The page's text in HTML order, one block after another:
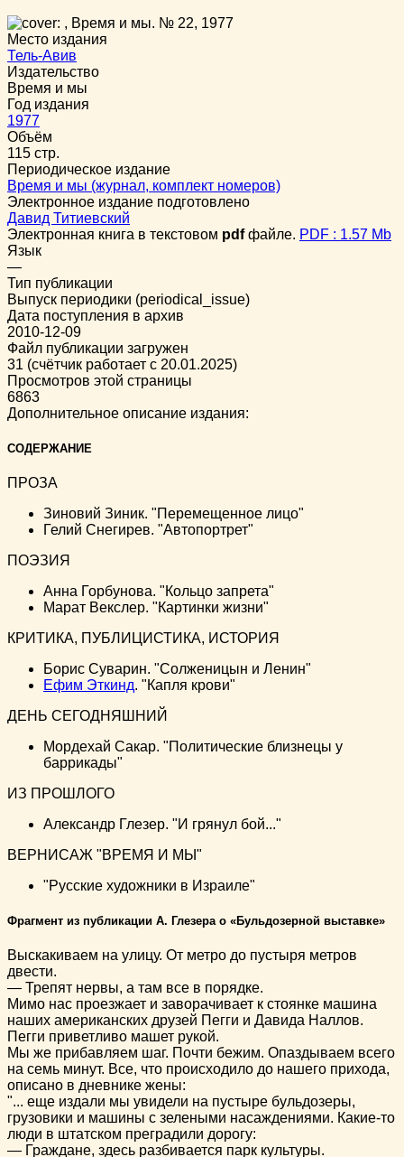
Место издания
Тель-Авив
Издательство
Время и мы
Год издания
1977
Объём
115 стр.
Периодическое издание
Время и мы (журнал, комплект номеров)
Электронное издание подготовлено
Давид Титиевский
Электронная книга в текстовом pdfфайле. PDF : 1.57 Mb
Язык
—
Тип публикации
Выпуск периодики (periodical_issue)
Дата поступления в архив
2010-12-09
Файл публикации загружен
31 (счётчик работает с 20.01.2025)
Просмотров этой страницы
6863
Дополнительное описание издания:
СОДЕРЖАНИЕ
ПРОЗА
Зиновий Зиник. "Перемещенное лицо"
Гелий Снегирев. "Автопортрет"
ПОЭЗИЯ
Анна Горбунова. "Кольцо запрета"
Марат Векслер. "Картинки жизни"
КРИТИКА, ПУБЛИЦИСТИКА, ИСТОРИЯ
Борис Суварин. "Солженицын и Ленин"
Ефим Эткинд. "Капля крови"
ДЕНЬ СЕГОДНЯШНИЙ
Мордехай Сакар. "Политические близнецы у
баррикады"
ИЗ ПРОШЛОГО
Александр Глезер. "И грянул бой..."
ВЕРНИСАЖ "ВРЕМЯ И МЫ"
"Русские художники в Израиле"
Фрагмент из публикации А. Глезера о «Бульдозерной выставке»
Выскакиваем на улицу. От метро до пустыря метров
двести.
— Трепят нервы, а там все в порядке.
Мимо нас проезжает и заворачивает к стоянке машина
наших американских друзей Пегги и Давида Наллов.
Пегги приветливо машет рукой.
Мы же прибавляем шаг. Почти бежим. Опаздываем всего
на семь минут. Все, что происходило до нашего прихода,
описано в дневнике жены:
"... еще издали мы увидели на пустыре бульдозеры,
грузовики и машины с зелеными насаждениями. Какие-то
люди в штатском преградили дорогу:
— Граждане, здесь разбивается парк культуры.